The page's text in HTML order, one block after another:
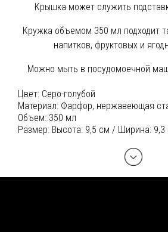
Крышка может служить
Кружка объемом 350 мл подходит
напитков, фруктовых и
Можно мыть в посудомоечной
Цвет: Серо-голубой
Материал: Фарфор, нержавеющая
Объем: 350 мл
Размер: Высота: 9,5 см / Ширина: